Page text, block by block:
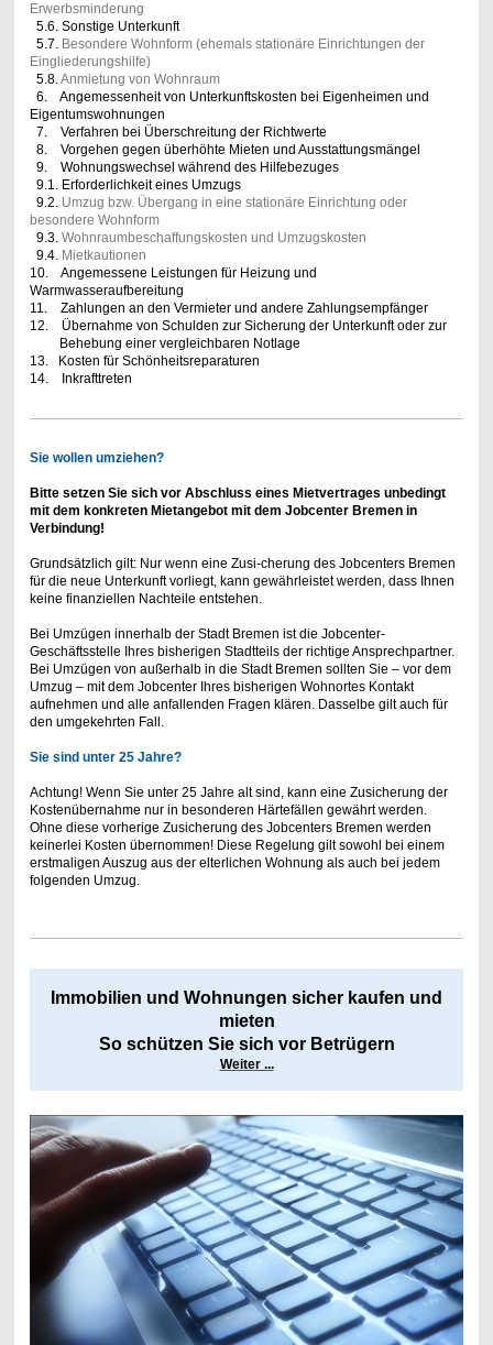
Erwerbsminderung
5.6. Sonstige Unterkunft
5.7.Besondere Wohnform (ehemals stationäre Einrichtungen der
Eingliederungshilfe)
5.8.Anmietung von Wohnraum
6. Angemessenheit von Unterkunftskosten bei Eigenheimen und
Eigentumswohnungen
7. Verfahren bei Überschreitung der Richtwerte
8. Vorgehen gegen überhöhte Mieten und Ausstattungsmängel
9. Wohnungswechsel während des Hilfebezuges
9.1. Erforderlichkeit eines Umzugs
9.2.Umzug bzw. Übergang in eine stationäre Einrichtung oder
besondere Wohnform
9.3.Wohnraumbeschaffungskosten und Umzugskosten
9.4.Mietkautionen
10. Angemessene Leistungen für Heizung und
Warmwasseraufbereitung
11. Zahlungen an den Vermieter und andere Zahlungsempfänger
12. Übernahme von Schulden zur Sicherung der Unterkunft oder zur
Behebung einer vergleichbaren Notlage
13. Kosten für Schönheitsreparaturen
14. Inkrafttreten
Sie wollen umziehen?
Bitte setzen Sie sich vor Abschluss eines Mietvertrages unbedingt
mit dem konkreten Mietangebot mit dem Jobcenter Bremen in
Verbindung!
Grundsätzlich gilt: Nur wenn eine Zusi-cherung des Jobcenters Bremen
für die neue Unterkunft vorliegt, kann gewährleistet werden, dass Ihnen
keine finanziellen Nachteile entstehen.
Bei Umzügen innerhalb der Stadt Bremen ist die Jobcenter-
Geschäftsstelle Ihres bisherigen Stadtteils der richtige Ansprechpartner.
Bei Umzügen von außerhalb in die Stadt Bremen sollten Sie – vor dem
Umzug – mit dem Jobcenter Ihres bisherigen Wohnortes Kontakt
aufnehmen und alle anfallenden Fragen klären. Dasselbe gilt auch für
den umgekehrten Fall.
Sie sind unter 25 Jahre?
Achtung! Wenn Sie unter 25 Jahre alt sind, kann eine Zusicherung der
Kostenübernahme nur in besonderen Härtefällen gewährt werden.
Ohne diese vorherige Zusicherung des Jobcenters Bremen werden
keinerlei Kosten übernommen! Diese Regelung gilt sowohl bei einem
erstmaligen Auszug aus der elterlichen Wohnung als auch bei jedem
folgenden Umzug.
Immobilien und Wohnungen sicher kaufen und
mieten
So schützen Sie sich vor Betrügern
Weiter ...